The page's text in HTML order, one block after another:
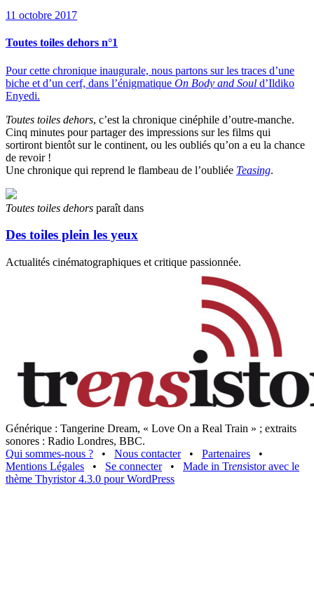
11 octobre 2017
Toutes toiles dehors n°1
Pour cette chronique inaugurale, nous partons sur les traces d’une
biche et d’un cerf, dans l’énigmatique On Body and Soul d’Ildiko
Enyedi.
Toutes toiles dehors, c’est la chronique cinéphile d’outre-manche.
Cinq minutes pour partager des impressions sur les films qui
sortiront bientôt sur le continent, ou les oubliés qu’on a eu la chance
de revoir !
Une chronique qui reprend le flambeau de l’oubliée Teasing.
Toutes toiles dehors paraît dans
Des toiles plein les yeux
Actualités cinématographiques et critique passionnée.
Générique : Tangerine Dream, « Love On a Real Train » ; extraits
sonores : Radio Londres, BBC.
Qui sommes-nous ?
• Nous contacter • Partenaires
•
Mentions Légales
• Se connecter • Made in Trensistor avec le
thème Thyristor 4.3.0 pour WordPress